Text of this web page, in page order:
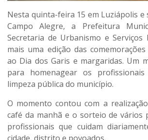
Nesta quinta-feira 15 em Luziápolis e
Campo Alegre, a Prefeitura
Secretaria de Urbanismo e Serviços
mais uma edição das
ao Dia dos Garis e margaridas. Um
para homenagear os
limpeza pública do município.
O momento contou com a
café da manhã e o sorteio de vários
profissionais que cuidam